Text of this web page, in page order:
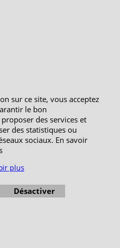
sur ce site, vous acceptez
le bon
des services et
des statistiques ou
sociaux. En savoir
plus
Désactiver